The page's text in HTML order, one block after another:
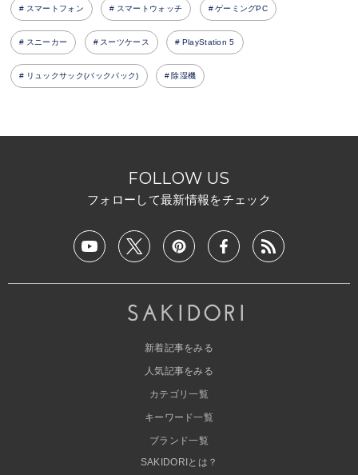
スマートフォン スマートウォッチ ゲーミングPC
スニーカー スーツケース PlayStation 5
リュックサック(バックパック) 除湿機
FOLLOW US
フォローして最新情報をチェック
新着記事をみる
人気記事をみる
カテゴリ一覧
キーワード一覧
ブランド一覧
SAKIDORIとは？